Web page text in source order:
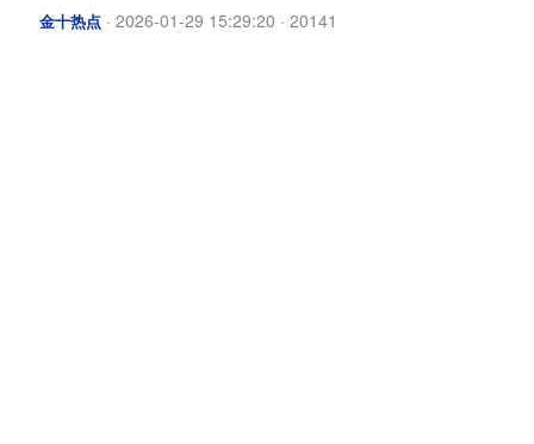
金十热点 · 2026-01-29 15:29:20 · 20141